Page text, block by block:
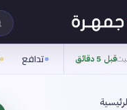
قبل 5 دقائق تدافع